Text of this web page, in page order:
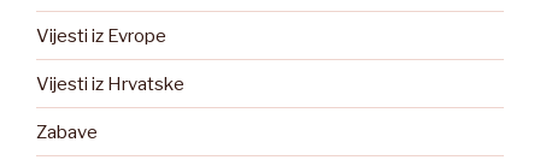
Vijesti iz Evrope
Vijesti iz Hrvatske
Zabave